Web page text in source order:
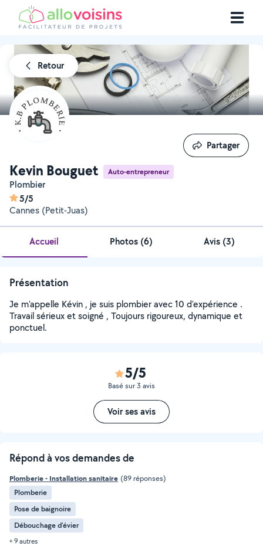
Retour
Kevin Bouguet Auto-entrepreneur
Plombier
5/5
Cannes (Petit-Juas)
Partager
Partager
Accueil Photos (6) Avis (3)
Présentation
Je m'appelle Kévin , je suis plombier avec 10 d'expérience .
Travail sérieux et soigné , Toujours rigoureux, dynamique et
ponctuel.
5/5
Basé sur 3 avis
Voir ses avis
Répond à vos demandes de
Plomberie - Installation sanitaire (89 réponses)
Plomberie
Pose de baignoire
Débouchage d'évier
+ 9 autres